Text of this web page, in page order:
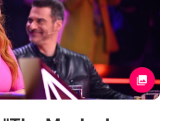
Filme & Serien
Lifestyle
Familie & Liebe
Exklusiv